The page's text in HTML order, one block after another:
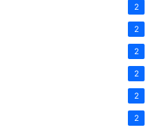
2
2
2
2
2
2